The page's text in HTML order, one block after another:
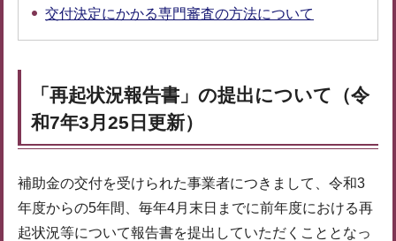
交付決定にかかる専門審査の方法について
「再起状況報告書」の提出について（令
和7年3月25日更新）
補助金の交付を受けられた事業者につきまして、令和3
年度からの5年間、毎年4月末日までに前年度における再
起状況等について報告書を提出していただくこととなっ